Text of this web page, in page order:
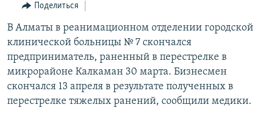
навигации
Вернутся
поиску
ТАДЖИКИСТАН
ҚАЗАҚША
КЫРГЫЗЧА
ТОҶИКӢ
TÜRKMENÇE
Все сайты РСЕ/РС
Поделиться
В Алматы в реанимационном отделении городской
клинической больницы № 7 скончался
предприниматель, раненный в перестрелке в
микрорайоне Калкаман 30 марта. Бизнесмен
скончался 13 апреля в результате полученных в
перестрелке тяжелых ранений, сообщили медики.